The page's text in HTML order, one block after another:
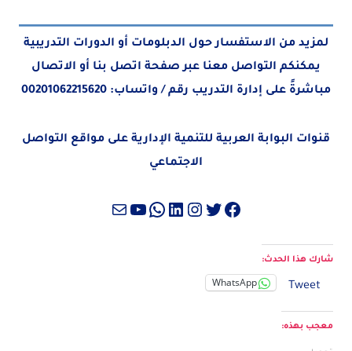
لمزيد من الاستفسار حول الدبلومات أو الدورات التدريبية
يمكنكم التواصل معنا عبر صفحة اتصل بنا أو الاتصال
مباشرةً على إدارة التدريب رقم / واتساب: 00201062215620
قنوات البوابة العربية للتنمية الإدارية على مواقع التواصل
الاجتماعي
فيسبوك
تويترإنستجرام
لينكد إن واتساب
يوتيوب
بريد
شارك هذا الحدث:
Tweet
WhatsApp
معجب بهذه: